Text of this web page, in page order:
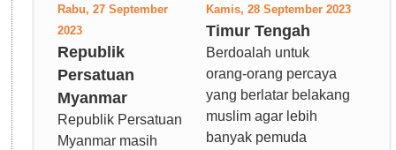
Rabu, 27 September
2023
Republik
Persatuan
Myanmar
Republik Persatuan
Myanmar masih
Kamis, 28 September 2023
Timur Tengah
Berdoalah untuk
orang-orang percaya
yang berlatar belakang
muslim agar lebih
banyak pemuda